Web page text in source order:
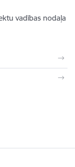
vadības nodaļa